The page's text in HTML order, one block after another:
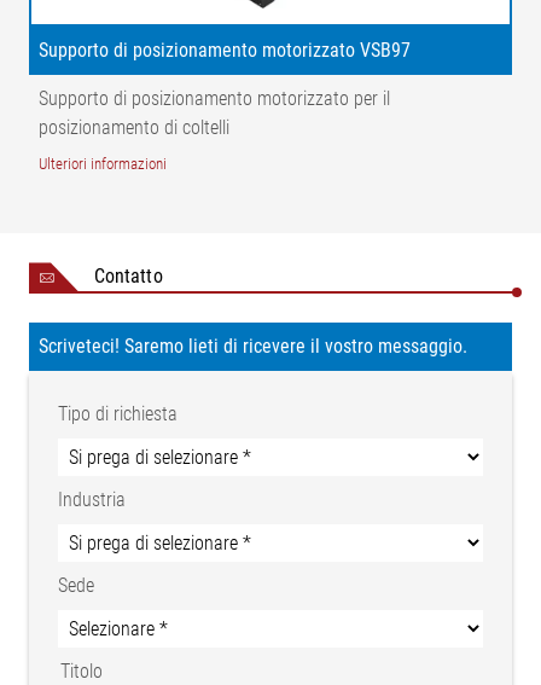
Supporto di posizionamento motorizzato VSB97
Supporto di posizionamento motorizzato per il
posizionamento di coltelli
Ulteriori informazioni
Contatto
Scriveteci! Saremo lieti di ricevere il vostro messaggio.
Tipo di richiesta
Industria
Sede
Titolo